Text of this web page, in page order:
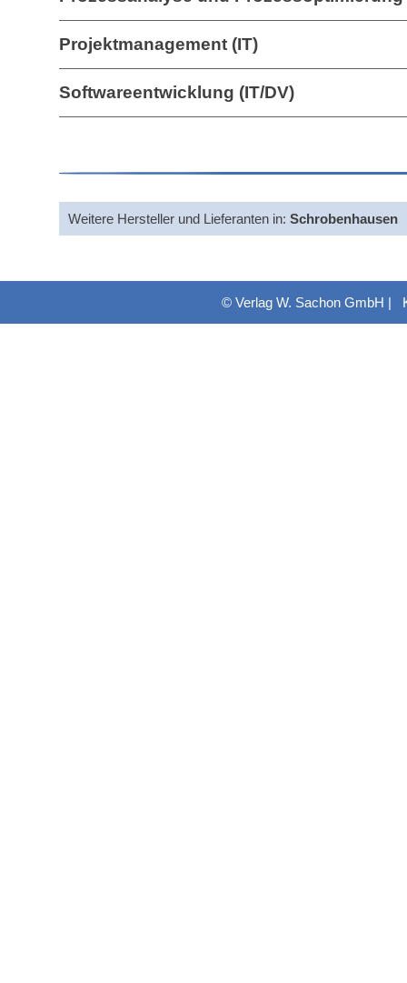
Projektmanagement (IT)
Softwareentwicklung (IT/DV)
Weitere Hersteller und Lieferanten in: Schrobenhausen
© Verlag W. Sachon GmbH |